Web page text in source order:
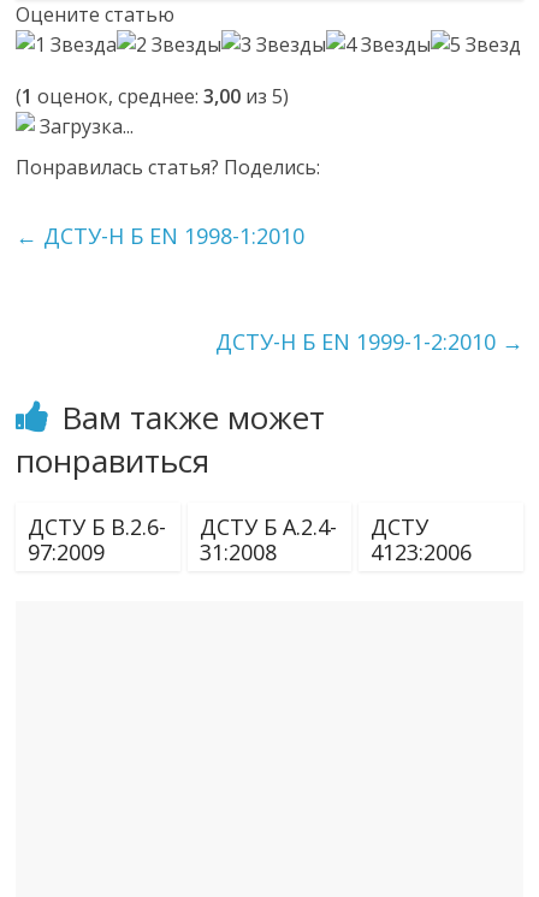
Оцените статью
(1 оценок, среднее:3,00 из 5)
Загрузка...
Понравилась статья? Поделись:
← ДСТУ-Н Б EN 1998-1:2010
ДСТУ-Н Б EN 1999-1-2:2010 →
Вам также может
понравиться
ДСТУ Б В.2.6-
97:2009
ДСТУ Б А.2.4-
31:2008
ДСТУ
4123:2006